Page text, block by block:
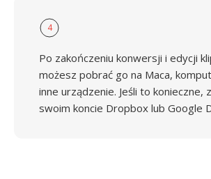
4
Po zakończeniu konwersji i edycji
możesz pobrać go na Maca,
inne urządzenie. Jeśli to konieczne,
swoim koncie Dropbox lub Google